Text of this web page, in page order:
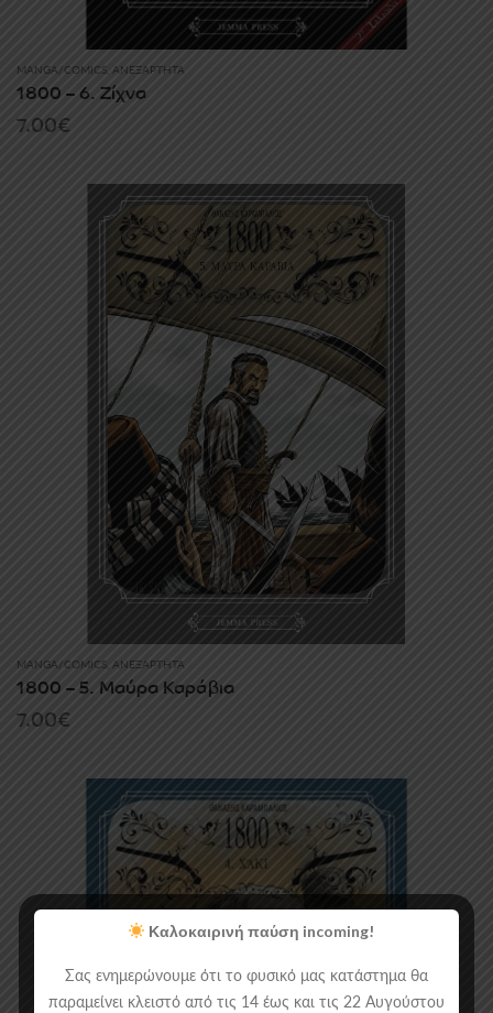
MANGA/COMICS ΑΝΕΞΆΡΤΗΤΑ
1800 – 6. Ζίχνα
7.00€
MANGA/COMICS ΑΝΕΞΆΡΤΗΤΑ
1800 – 5. Μαύρα Καράβια
7.00€
Καλοκαιρινή παύση incoming!
Σας ενημερώνουμε ότι το φυσικό μας κατάστημα θα
παραμείνει κλειστό από τις 14 έως και τις 22 Αυγούστου